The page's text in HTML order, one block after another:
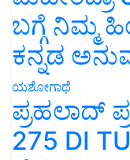
ಬಗ್ಗೆ ನಿಮ್ಮ
ಕನ್ನಡ
ಯಶೋಗಾಥೆ
ಪ್ರಹಲಾದ್
275 DI